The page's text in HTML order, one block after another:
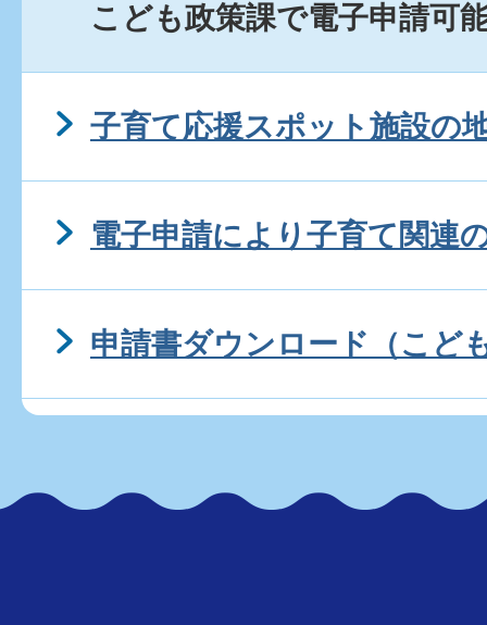
こども政策課で電子申請可
子育て応援スポット施設の
電子申請により子育て関連
申請書ダウンロード（こど